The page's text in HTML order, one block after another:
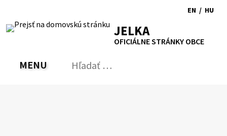
obsah
RSS MapaTlačiť
Zvýšiť
kontrast
písmapísma
EN
to
/ HU
JELKA
OFICIÁLNE STRÁNKY OBCE
PREPNÚŤ
MENU Hľadať: